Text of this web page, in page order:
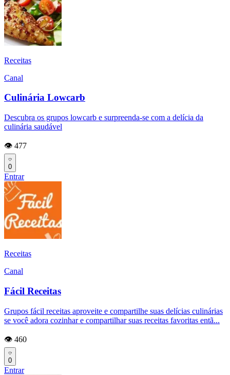
Receitas
Canal
Culinária Lowcarb
Descubra os grupos lowcarb e surpreenda-se com a delícia da
culinária saudável
👁️ 477
0
Entrar
Receitas
Canal
Fácil Receitas
Grupos fácil receitas aproveite e compartilhe suas delícias culinárias
se você adora cozinhar e compartilhar suas receitas favoritas entã...
👁️ 460
0
Entrar